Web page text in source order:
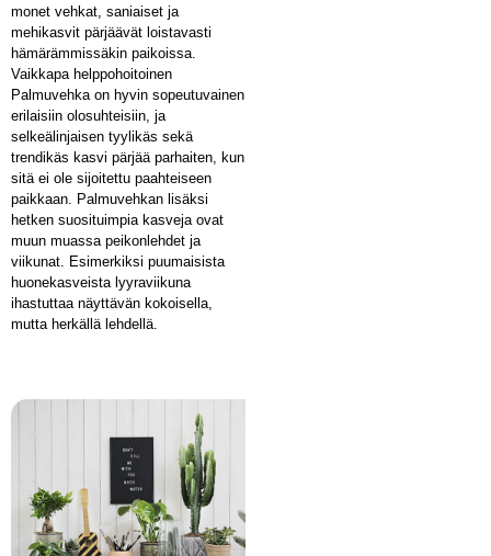
monet vehkat, saniaiset ja
mehikasvit pärjäävät loistavasti
hämärämmissäkin paikoissa.
Vaikkapa helppohoitoinen
Palmuvehka on hyvin sopeutuvainen
erilaisiin olosuhteisiin, ja
selkeälinjaisen tyylikäs sekä
trendikäs kasvi pärjää parhaiten, kun
sitä ei ole sijoitettu paahteiseen
paikkaan. Palmuvehkan lisäksi
hetken suosituimpia kasveja ovat
muun muassa peikonlehdet ja
viikunat. Esimerkiksi puumaisista
huonekasveista lyyraviikuna
ihastuttaa näyttävän kokoisella,
mutta herkällä lehdellä.